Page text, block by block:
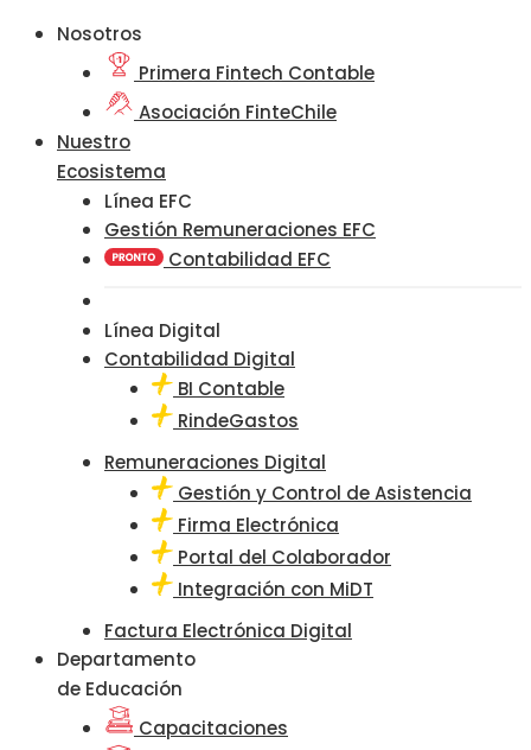
Nosotros
Primera Fintech Contable
Asociación FinteChile
Nuestro
Ecosistema
Línea EFC
Gestión Remuneraciones EFC
Contabilidad EFC
Línea Digital
Contabilidad Digital
BI Contable
RindeGastos
Remuneraciones Digital
Gestión y Control de Asistencia
Firma Electrónica
Portal del Colaborador
Integración con MiDT
Factura Electrónica Digital
Departamento
de Educación
Capacitaciones